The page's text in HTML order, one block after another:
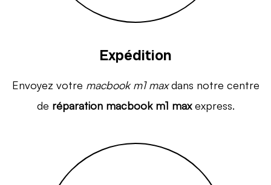
Expédition
Envoyez votre macbook m1 maxdans notre centre
de réparation macbook m1 maxexpress.